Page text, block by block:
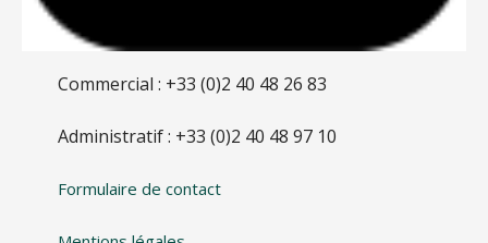
Commercial : +33 (0)2 40 48 26 83
Administratif : +33 (0)2 40 48 97 10
Formulaire de contact